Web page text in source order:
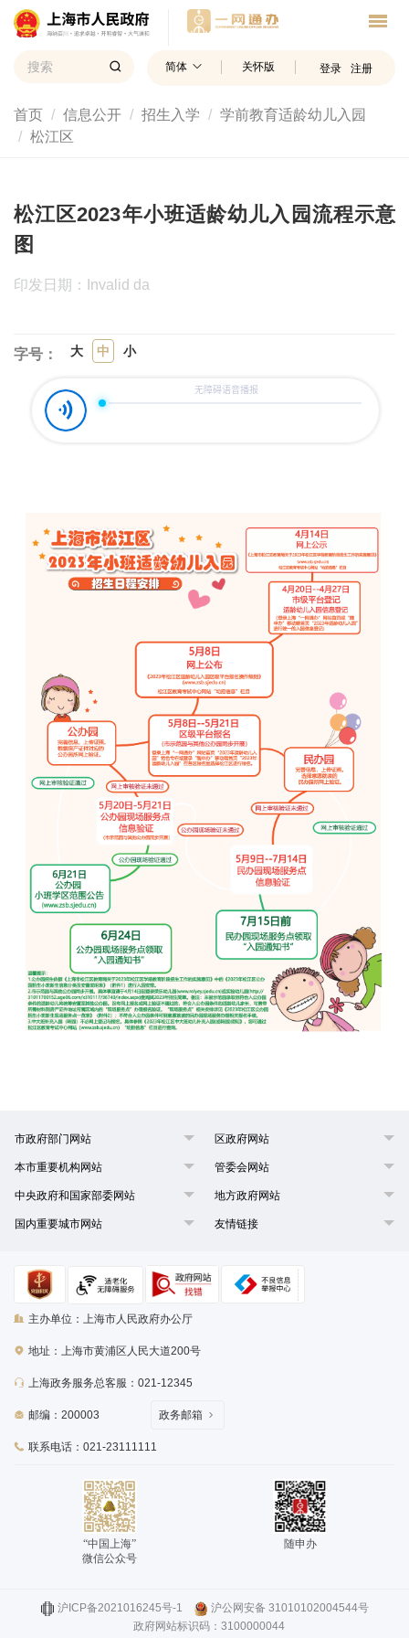
简体 关怀版 登录 注册
首页 信息公开 招生入学
学前教育适龄幼儿入园
松江区
松江区2023年小班适龄幼儿入园流程示意
图
印发日期：Invalid da
字号： 大 中 小
市政府部门网站 区政府网站
本市重要机构网站 管委会网站
中央政府和国家部委网站 地方政府网站
国内重要城市网站 友情链接
主办单位：上海市人民政府办公厅
地址：上海市黄浦区人民大道200号
上海政务服务总客服：021-12345
邮编：200003
联系电话：021-23111111
政务邮箱
“中国上海”
微信公众号
随申办
沪ICP备2021016245号-1
沪公网安备 31010102004544号
政府网站标识码：3100000044